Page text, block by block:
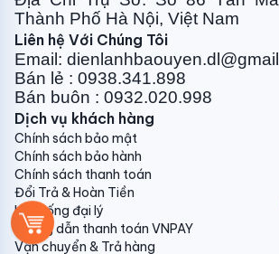
phẩm bình nóng lạnh Ferroli trên
giá tốt nhất, chất lượng đảm bảo,
hành chính hãng.
- Hỗ trợ vận chuyển và lắp đặt bình
Ferroili trong nội thành Hà Nội
- Thanh toán thuận tiện, bằng tiền
chuyển khoản
- Cam kết là đại lý cấp 1 cung cấp
nóng lạnh Ferroli chính hãng, giá rẻ
Thành Phố Hà Nội, Việt Nam
Liên hệ Với Chúng Tôi
Email:
Bán lẻ : 0938.341.898
Bán buôn : 0932.020.998
Dịch vụ khách hàng
Chính sách bảo mật
Chính sách bảo hành
Chính sách thanh toán
Đổi Trả & Hoàn Tiền
Hệ thống đại lý
Hướng dẫn thanh toán VNPAY
Vận chuyển & Trả hàng